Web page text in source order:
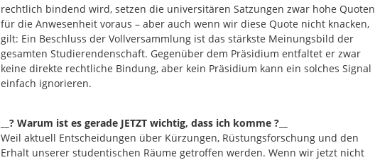
rechtlich bindend wird, setzen die universitären Satzungen zwar hohe Quoten
für die Anwesenheit voraus – aber auch wenn wir diese Quote nicht knacken,
gilt: Ein Beschluss der Vollversammlung ist das stärkste Meinungsbild der
gesamten Studierendenschaft. Gegenüber dem Präsidium entfaltet er zwar
keine direkte rechtliche Bindung, aber kein Präsidium kann ein solches Signal
einfach ignorieren.
__? Warum ist es gerade JETZT wichtig, dass ich komme ?__
Weil aktuell Entscheidungen über Kürzungen, Rüstungsforschung und den
Erhalt unserer studentischen Räume getroffen werden. Wenn wir jetzt nicht